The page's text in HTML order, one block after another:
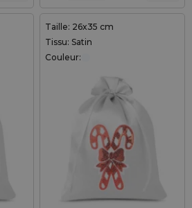
Taille: 26x35 cm
Tissu: Satin
Couleur: